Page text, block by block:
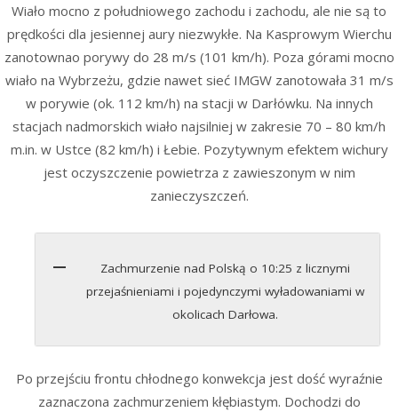
Wiało mocno z południowego zachodu i zachodu, ale nie są to
prędkości dla jesiennej aury niezwykłe. Na Kasprowym Wierchu
zanotownao porywy do 28 m/s (101 km/h). Poza górami mocno
wiało na Wybrzeżu, gdzie nawet sieć IMGW zanotowała 31 m/s
w porywie (ok. 112 km/h) na stacji w Darłówku. Na innych
stacjach nadmorskich wiało najsilniej w zakresie 70 – 80 km/h
m.in. w Ustce (82 km/h) i Łebie. Pozytywnym efektem wichury
jest oczyszczenie powietrza z zawieszonym w nim
zanieczyszczeń.
Zachmurzenie nad Polską o 10:25 z licznymi
przejaśnieniami i pojedynczymi wyładowaniami w
okolicach Darłowa.
Po przejściu frontu chłodnego konwekcja jest dość wyraźnie
zaznaczona zachmurzeniem kłębiastym. Dochodzi do